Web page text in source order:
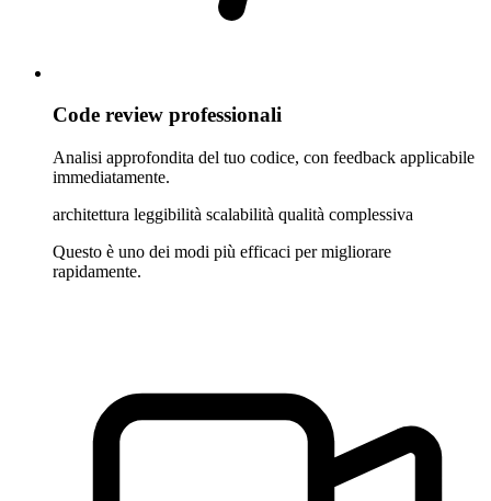
Code review professionali
Analisi approfondita del tuo codice, con feedback applicabile
immediatamente.
architettura leggibilità scalabilità qualità complessiva
Questo è uno dei modi più efficaci per migliorare
rapidamente.